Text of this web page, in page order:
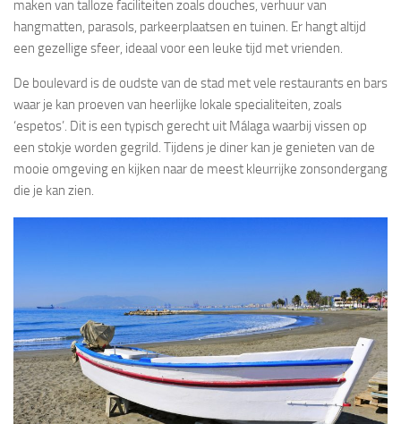
maken van talloze faciliteiten zoals douches, verhuur van
hangmatten, parasols, parkeerplaatsen en tuinen. Er hangt altijd
een gezellige sfeer, ideaal voor een leuke tijd met vrienden.
De boulevard is de oudste van de stad met vele restaurants en bars
waar je kan proeven van heerlijke lokale specialiteiten, zoals
‘espetos’. Dit is een typisch gerecht uit Málaga waarbij vissen op
een stokje worden gegrild. Tijdens je diner kan je genieten van de
mooie omgeving en kijken naar de meest kleurrijke zonsondergang
die je kan zien.